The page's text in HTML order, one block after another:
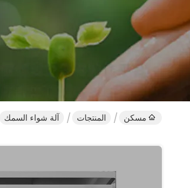
مسكن المنتجات آلة شواء السمك